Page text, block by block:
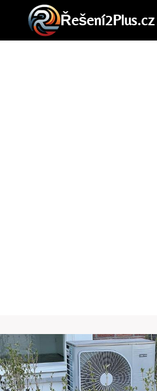
Přeskočit
obsah
Řešení2Plus.cz